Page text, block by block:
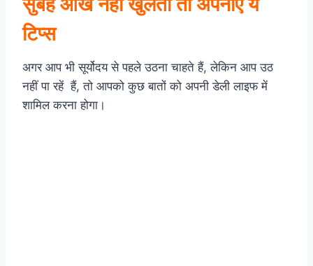
टिप्स
अगर आप भी सूर्योदय से पहले उठना चाहते हैं, लेकिन आप उठ
नहीं पा रहें हैं, तो आपको कुछ बातों को अपनी डेली लाइफ में
शामिल करना होगा।